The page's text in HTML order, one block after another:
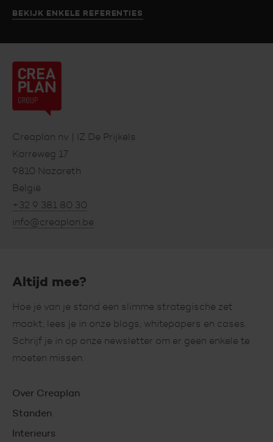
BEKIJK ENKELE REFERENTIES
Creaplan
nv
Footer
Creaplan nv | IZ De Prijkels
Karreweg 17
9810 Nazareth
België
+32 9 381 80 30
info@creaplan.be
Altijd mee?
Hoe je van je stand een slimme strategische zet
maakt, lees je in onze blogs, whitepapers en cases.
Schrijf je in op onze newsletter om er geen enkele te
moeten missen.
Hoofdnavigatie
Over Creaplan
Standen
Interieurs